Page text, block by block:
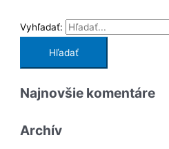
Vyhľadať:
Najnovšie komentáre
Archív